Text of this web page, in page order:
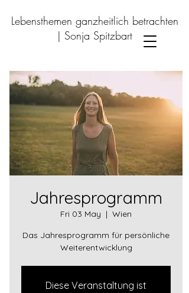
Lebensthemen ganzheitlich betrachten
| Sonja Spitzbart
Jahresprogramm
Fri 03 May
  |
Wien
Das Jahresprogramm für persönliche
Weiterentwicklung
Diese Veranstaltung ist